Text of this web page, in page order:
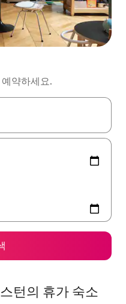
약하세요.
사용하거나 터치 또는 스와이
턴의 휴가 숙소